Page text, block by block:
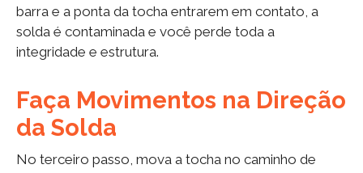
barra e a ponta da tocha entrarem em contato, a
solda é contaminada e você perde toda a
integridade e estrutura.
Faça Movimentos na Direção
da Solda
No terceiro passo, mova a tocha no caminho de